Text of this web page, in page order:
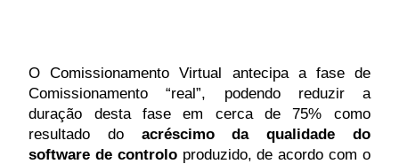
O Comissionamento Virtual antecipa a fase de
Comissionamento “real”, podendo reduzir a
duração desta fase em cerca de 75% como
resultado do acréscimo da qualidade do
software de controloproduzido, de acordo com o